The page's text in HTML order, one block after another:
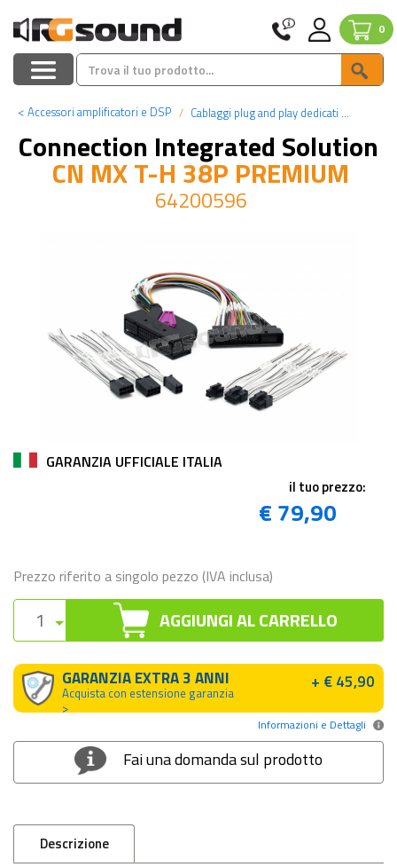
0
< Accessori amplificatori e DSP Cablaggi plug and play dedicati per processori
Connection Integrated Solution
CN MX T-H 38P PREMIUM
64200596
GARANZIA UFFICIALE ITALIA
il tuo prezzo:
€ 79,90
Prezzo riferito a singolo pezzo (IVA inclusa)
AGGIUNGI AL CARRELLO
GARANZIA EXTRA 3 ANNI
Acquista con estensione garanzia
>
+ € 45,90
Informazioni e Dettagli
Fai una domanda sul prodotto
Descrizione